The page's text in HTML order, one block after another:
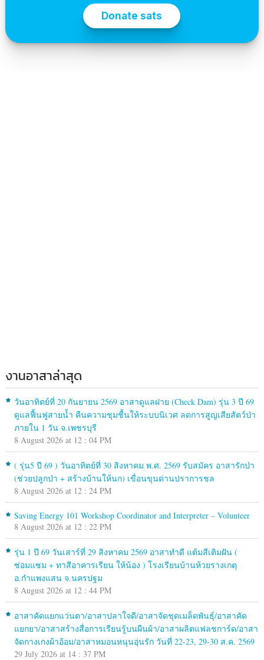
งานอาสาล่าสุด
วันอาทิตย์ที่ 20 กันยายน 2569 อาสาดูแลฝาย (Check Dam) รุ่น 3 ปี 69
ดูแลฟื้นฟูสายน้ำ คืนความชุมชื้นให้ระบบนิเวศ ลดการสูญเสียสัตว์ป่า
ภายใน 1 วัน จ.เพชรบุรี
8 August 2026 at 12 : 04 PM
( รุ่น5 ปี 69 ) วันอาทิตย์ที่ 30 สิงหาคม พ.ศ. 2569 รับสมัคร อาสารักป่า
(ช่วยปลูกป่า + สร้างบ้านให้นก) เขื่อนขุนด่านปราการชล
8 August 2026 at 12 : 24 PM
Saving Energy 101 Workshop Coordinator and Interpreter – Volunteer
8 August 2026 at 12 : 22 PM
รุ่น 1 ปี 69 วันเสาร์ที่ 29 สิงหาคม 2569 อาสาทำดี แต้มสีเติมฝัน (
ซ่อมแซม + ทาสีอาคารเรียน ให้น้อง ) โรงเรียนบ้านห้วยรางเกตุ
อ.กำแพงแสน จ.นครปฐม
8 August 2026 at 12 : 44 PM
อาสาคัดแยกแว่นตา/อาสาปลาใจดี/อาสาจัดชุดเมล็ดพันธุ์/อาสาคัด
แยกยา/อาสาสร้างสื่อการเรียนรู้บนผืนผ้า/อาสาผลิตแฟลชการ์ด/อาสา
จัดกางเกงผ้าอ้อม/อาสาหมอนหนุนอุ่นรัก วันที่ 22-23, 29-30 ส.ค. 2569
29 July 2026 at 14 : 37 PM